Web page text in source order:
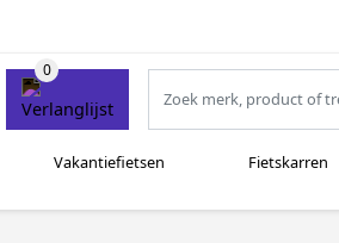
Vakantiefietsen Fietskarren